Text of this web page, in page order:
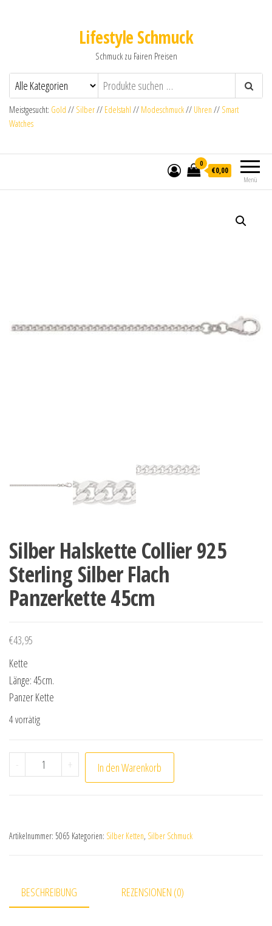
Lifestyle Schmuck
Schmuck zu Fairen Preisen
Meistgesucht: Gold // Silber// Edelstahl // Modeschmuck// Uhren // Smart
Watches
Menü
0
€0,00
Silber Halskette Collier 925
Sterling Silber Flach
Panzerkette 45cm
€43,95
Kette
Länge: 45cm.
Panzer Kette
4 vorrätig
- Silber Halskette Collier 925 Sterling Silber Flach
+ In den Warenkorb
Artikelnummer: 5065 Kategorien: Silber Ketten, Silber Schmuck
BESCHREIBUNG REZENSIONEN (0)